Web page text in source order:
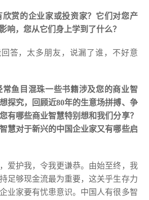
欣赏的企业家或投资家？它们对您产
响，您从它们身上学到了什么？
答，太多朋友，说漏了谁，不好意
常鱼目混珠一些书籍涉及您的商业智
探究，回顾近80年的生意场拼搏、争
有哪些商业智慧特别想和我们分享？
慧对于新兴的中国企业家又有哪些启
爱护我，令我更谦恭。由始至终，我
足够现金流最为重要，这关乎生存力
业家要有忧患意识。中国人有很多智